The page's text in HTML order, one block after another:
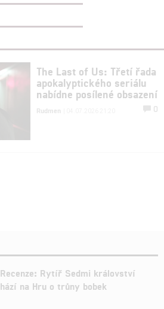
The Last of Us: Třetí řada
apokalyptického seriálu
nabídne posílené obsazení
Rudmen 0
Recenze: Rytíř Sedmi království
hází na Hru o trůny bobek